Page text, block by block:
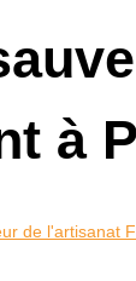
à
de l'artisanat